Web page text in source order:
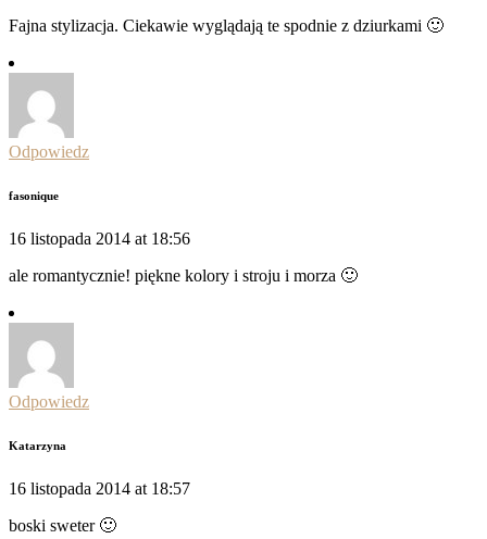
Fajna stylizacja. Ciekawie wyglądają te spodnie z dziurkami 🙂
Odpowiedz
fasonique
16 listopada 2014 at 18:56
ale romantycznie! piękne kolory i stroju i morza 🙂
Odpowiedz
Katarzyna
16 listopada 2014 at 18:57
boski sweter 🙂